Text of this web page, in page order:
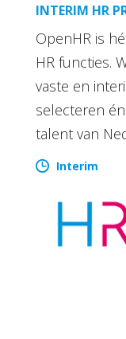
INTERIM HR
OpenHR is
HR functies.
vaste en
selecteren
talent van
Interim